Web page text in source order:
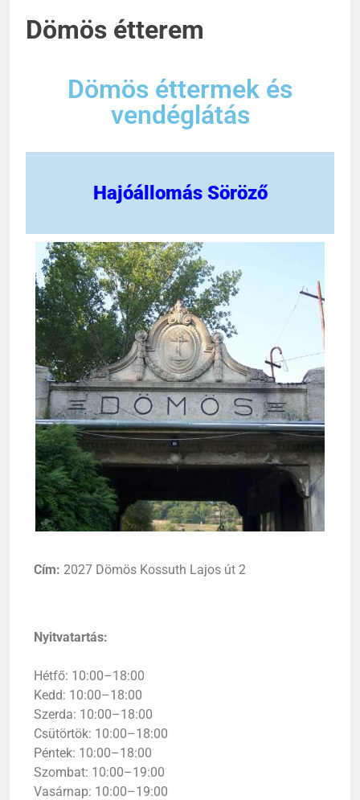
Dömös étterem
Dömös éttermek és
vendéglátás
Hajóállomás Söröző
Cím: 2027 Dömös Kossuth Lajos út 2
Nyitvatartás:
Hétfő: 10:00–18:00
Kedd: 10:00–18:00
Szerda: 10:00–18:00
Csütörtök: 10:00–18:00
Péntek: 10:00–18:00
Szombat: 10:00–19:00
Vasárnap: 10:00–19:00